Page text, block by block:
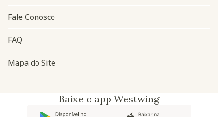
Fale Conosco
FAQ
Mapa do Site
Baixe o app Westwing